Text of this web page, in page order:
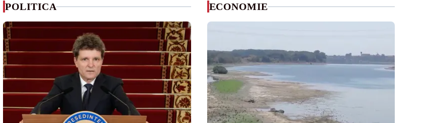
POLITICA ECONOMIE